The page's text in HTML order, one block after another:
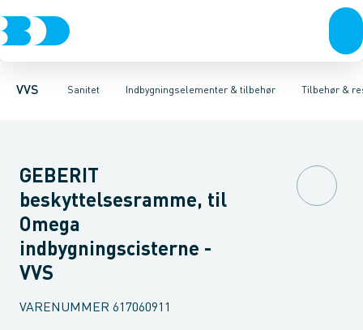
VVS Sanitet
Rør & fittingsPressfittings & rørKuglehaner & ventilerAfløb
Indbygningselementer & tilbehør
Toiletter, sæder og cisternerVaskeArmaturerBrusereTilbehør &
Høje Indbygnings elementerLave Indbygnings elementer
GEBERIT
beskyttelsesramme, til
Omega
indbygningscisterne -
VVS
VARENUMMER 617060911